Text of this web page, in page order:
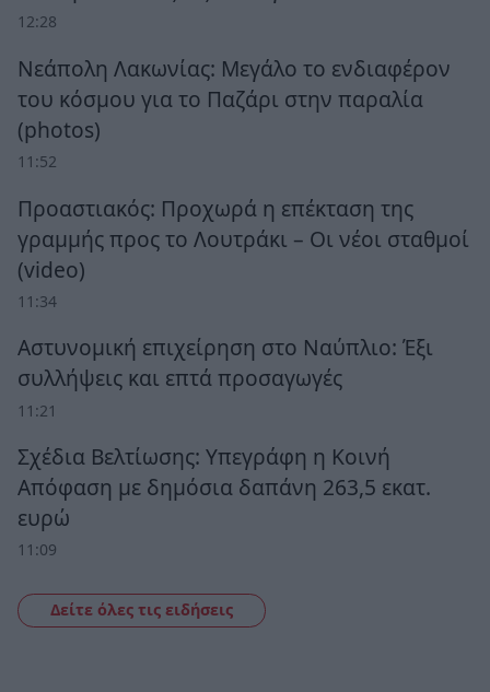
12:28
Νεάπολη Λακωνίας: Μεγάλο το ενδιαφέρον
του κόσμου για το Παζάρι στην παραλία
(photos)
11:52
Προαστιακός: Προχωρά η επέκταση της
γραμμής προς το Λουτράκι – Οι νέοι σταθμοί
(video)
11:34
Αστυνομική επιχείρηση στο Ναύπλιο: Έξι
συλλήψεις και επτά προσαγωγές
11:21
Σχέδια Βελτίωσης: Υπεγράφη η Κοινή
Απόφαση με δημόσια δαπάνη 263,5 εκατ.
ευρώ
11:09
Δείτε όλες τις ειδήσεις